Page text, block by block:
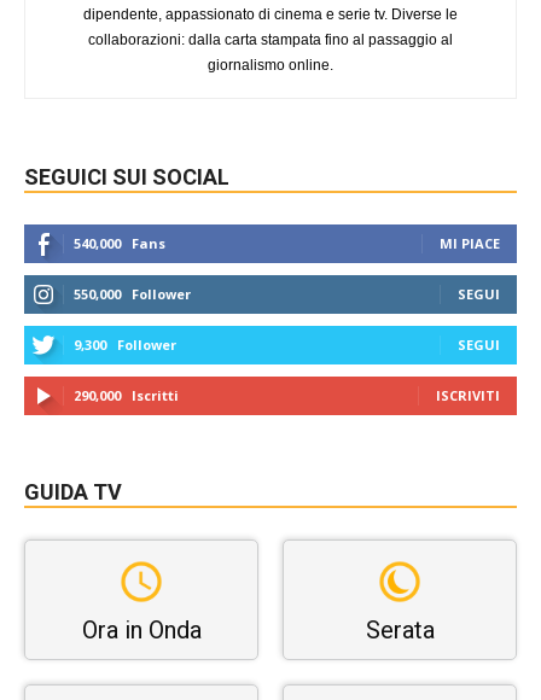
dipendente, appassionato di cinema e serie tv. Diverse le
collaborazioni: dalla carta stampata fino al passaggio al
giornalismo online.
SEGUICI SUI SOCIAL
540,000 Fans MI PIACE
550,000 Follower SEGUI
9,300 Follower SEGUI
290,000 Iscritti ISCRIVITI
GUIDA TV
Ora in Onda Serata